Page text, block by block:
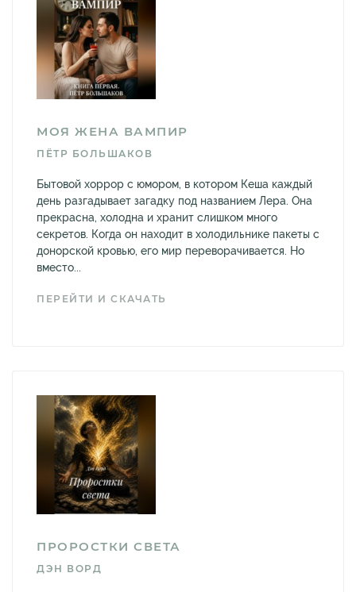
МОЯ ЖЕНА ВАМПИР
ПЁТР БОЛЬШАКОВ
Бытовой хоррор с юмором, в котором Кеша каждый
день разгадывает загадку под названием Лера. Она
прекрасна, холодна и хранит слишком много
секретов. Когда он находит в холодильнике пакеты с
донорской кровью, его мир переворачивается. Но
вместо...
ПЕРЕЙТИ И СКАЧАТЬ
ПРОРОСТКИ СВЕТА
ДЭН ВОРД